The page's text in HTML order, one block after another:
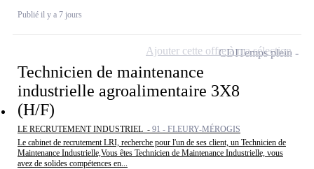
Publié il y a 7 jours
Technicien de maintenance
industrielle agroalimentaire 3X8
(H/F)
LE RECRUTEMENT INDUSTRIEL - 91 - FLEURY-MÉROGIS
Le cabinet de recrutement LRI, recherche pour l'un de ses client, un Technicien de
Maintenance Industrielle,Vous êtes Technicien de Maintenance Industrielle, vous
avez de solides compétences en...
CDITemps plein
Ajouter cette offre à ma sélection